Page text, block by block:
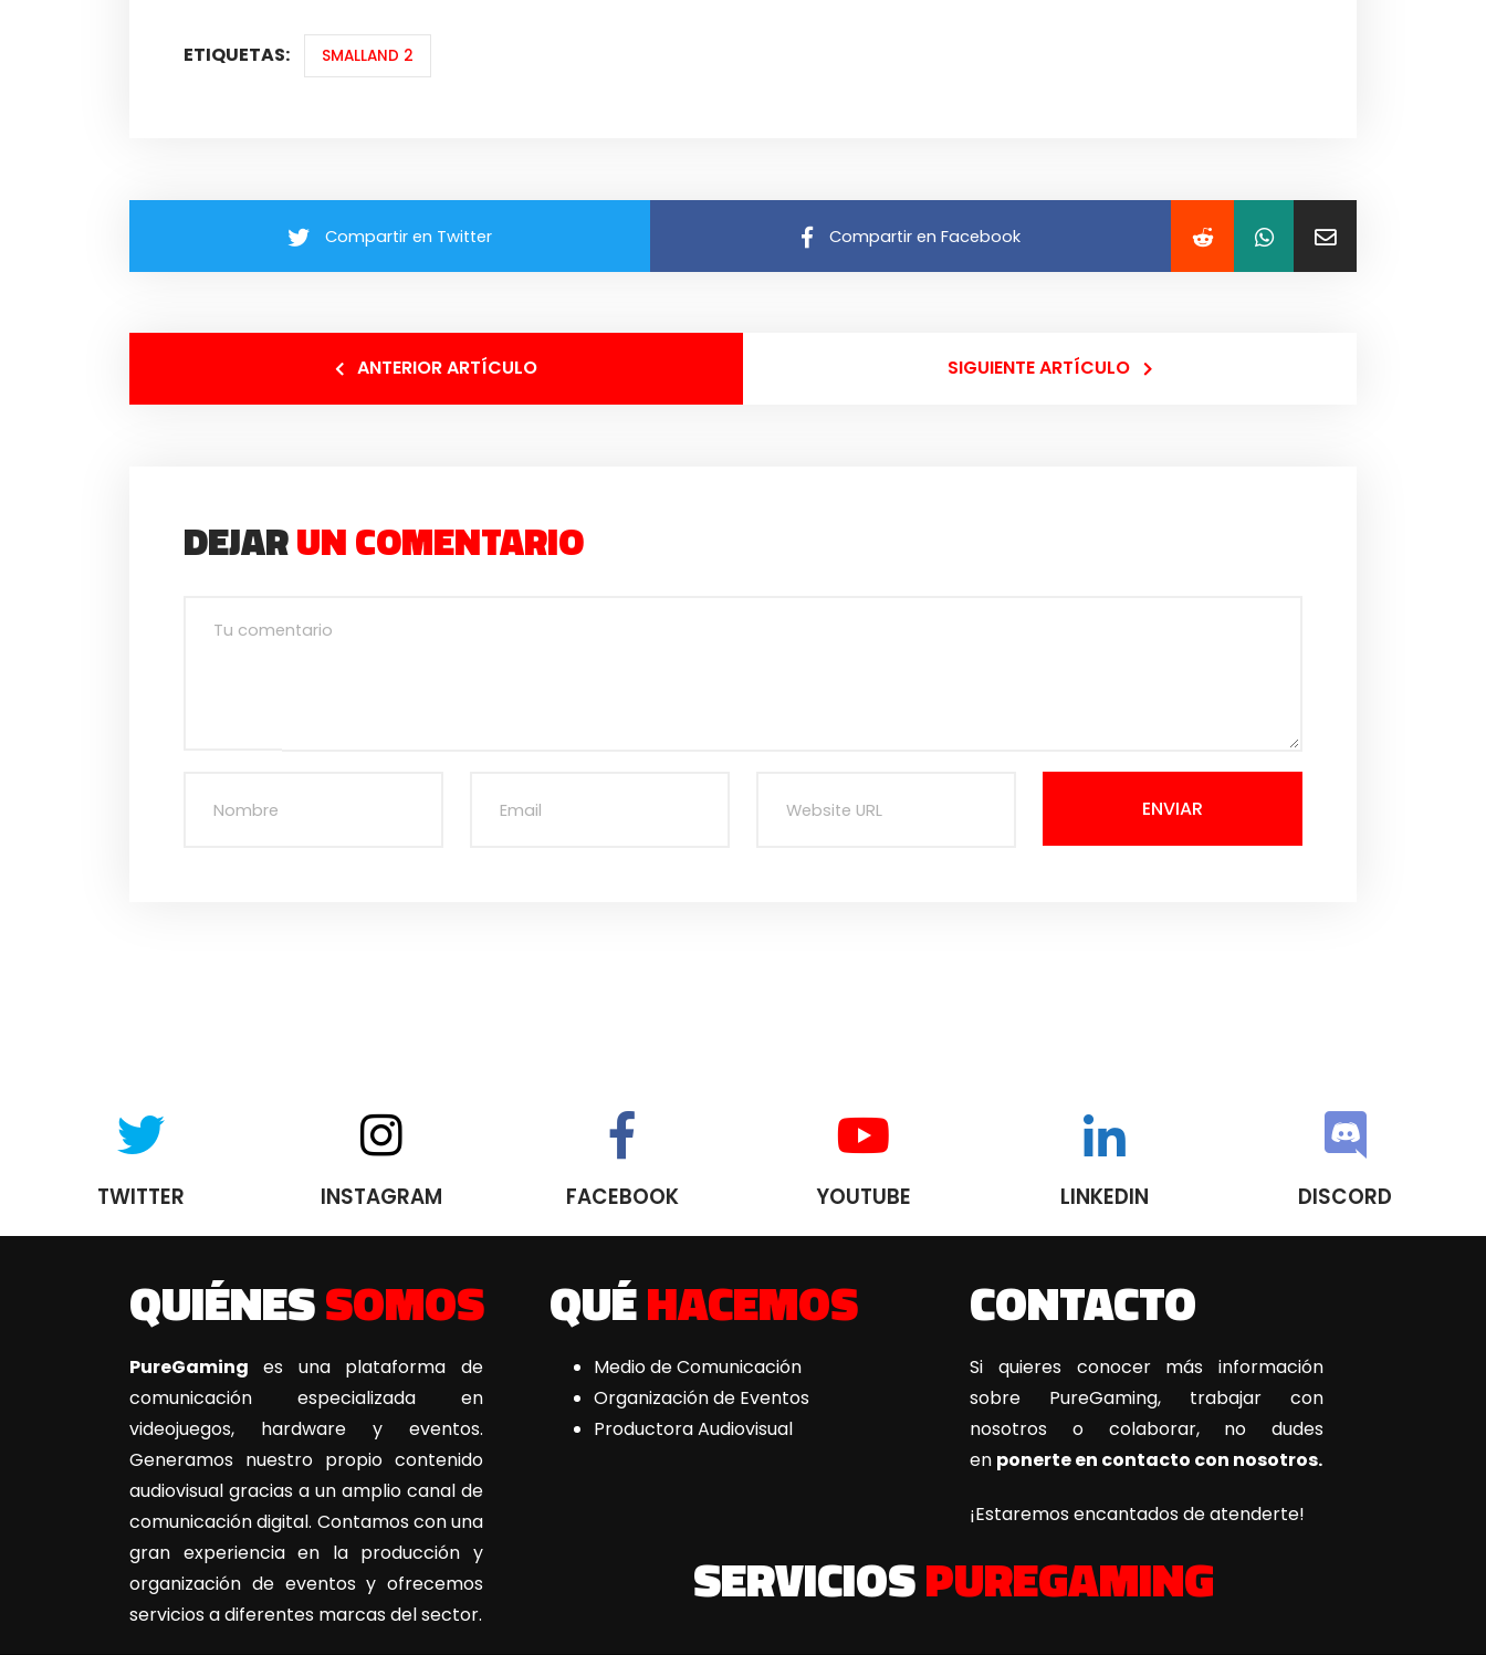
ETIQUETAS: SMALLAND 2
Compartir en Twitter Compartir en Facebook
ANTERIOR ARTÍCULO SIGUIENTE ARTÍCULO
DEJARUN COMENTARIO
ENVIAR
TWITTER INSTAGRAM FACEBOOK YOUTUBE LINKEDIN DISCORD
QUIÉNESSOMOS
PureGaming es una plataforma de
comunicación especializada en
videojuegos, hardware y eventos.
Generamos nuestro propio contenido
audiovisual gracias a un amplio canal de
comunicación digital. Contamos con una
gran experiencia en la producción y
organización de eventos y ofrecemos
servicios a diferentes marcas del sector.
QUÉHACEMOS
Medio de Comunicación
Organización de Eventos
Productora Audiovisual
CONTACTO
Si quieres conocer más información
sobre PureGaming, trabajar con
nosotros o colaborar, no dudes
en ponerte en contacto con nosotros.
¡Estaremos encantados de atenderte!
SERVICIOSPUREGAMING